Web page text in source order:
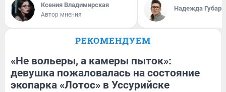
Ксения Владимирская
Автор мнения
Надежда Губарь
РЕКОМЕНДУЕМ
«Не вольеры, а камеры пыток»:
девушка пожаловалась на состояние
экопарка «Лотос» в Уссурийске